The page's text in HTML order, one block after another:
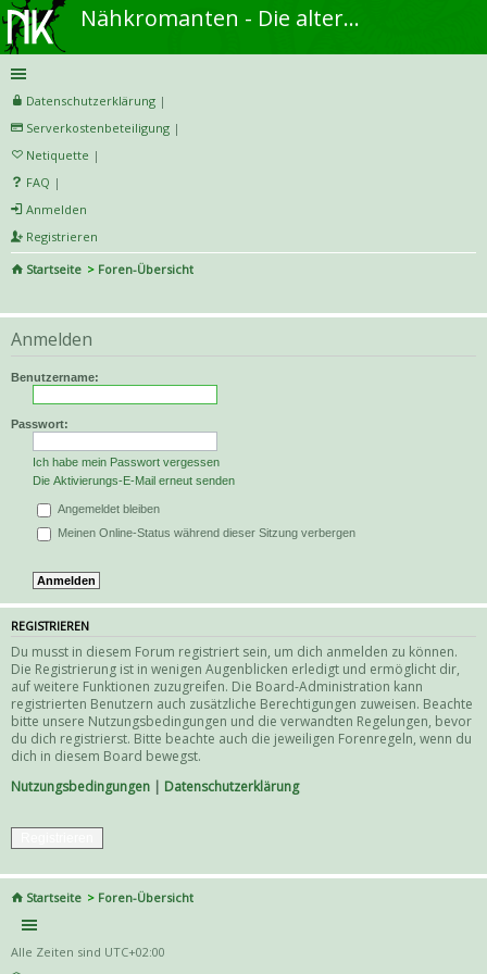
Nähkromanten - Die alternative Näh- und DIY-Community
Datenschutzerklärung |
Serverkostenbeteiligung |
Netiquette |
FAQ |
Anmelden
Registrieren
Startseite
Foren-Übersicht
uc
he
Anmelden
Benutzername:
Passwort:
Ich habe mein Passwort vergessen
Die Aktivierungs-E-Mail erneut senden
Angemeldet bleiben
Meinen Online-Status während dieser Sitzung verbergen
REGISTRIEREN
Du musst in diesem Forum registriert sein, um dich anmelden zu können.
Die Registrierung ist in wenigen Augenblicken erledigt und ermöglicht dir,
auf weitere Funktionen zuzugreifen. Die Board-Administration kann
registrierten Benutzern auch zusätzliche Berechtigungen zuweisen. Beachte
bitte unsere Nutzungsbedingungen und die verwandten Regelungen, bevor
du dich registrierst. Bitte beachte auch die jeweiligen Forenregeln, wenn du
dich in diesem Board bewegst.
Nutzungsbedingungen | Datenschutzerklärung
Startseite Foren-Übersicht
Alle Zeiten sind UTC+02:00